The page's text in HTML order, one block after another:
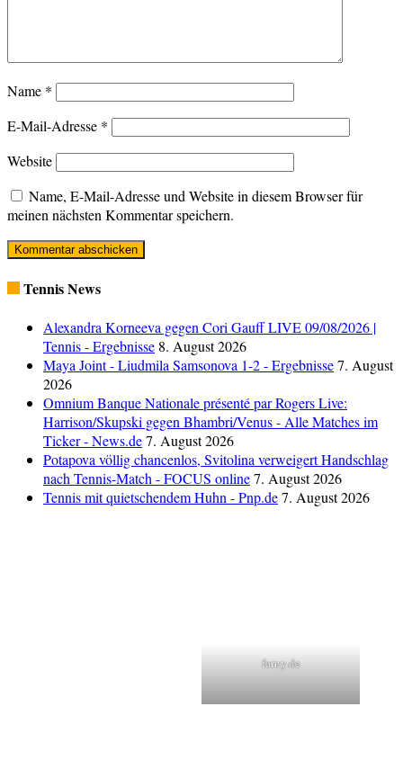
Name *
E-Mail-Adresse *
Website
Name, E-Mail-Adresse und Website in diesem Browser für
meinen nächsten Kommentar speichern.
Tennis News
Alexandra Korneeva gegen Cori Gauff LIVE 09/08/2026 |
Tennis - Ergebnisse 8. August 2026
Maya Joint - Liudmila Samsonova 1-2 - Ergebnisse7. August
2026
Omnium Banque Nationale présenté par Rogers Live:
Harrison/Skupski gegen Bhambri/Venus - Alle Matches im
Ticker - News.de7. August 2026
Potapova völlig chancenlos, Svitolina verweigert Handschlag
nach Tennis-Match - FOCUS online7. August 2026
Tennis mit quietschendem Huhn - Pnp.de7. August 2026
farny.de